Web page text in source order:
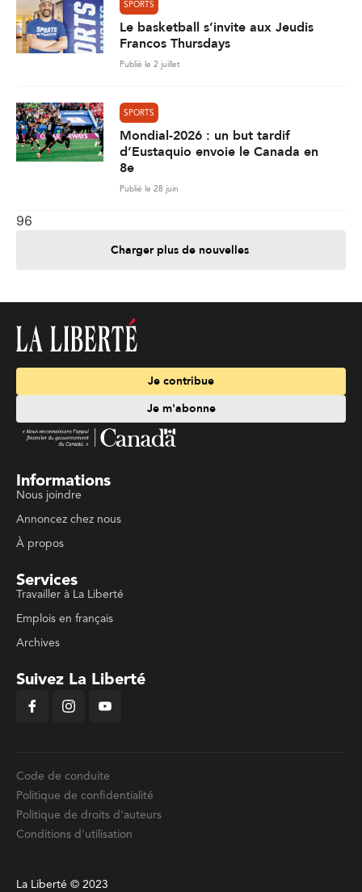
SPORTS
Le basketball s’invite aux Jeudis
Francos Thursdays
Publié le 2 juillet
SPORTS
Mondial-2026 : un but tardif
d’Eustaquio envoie le Canada en
8e
Publié le 28 juin
96
Charger plus de nouvelles
Je contribue
Je m'abonne
Informations
Nous joindre
Annoncez chez nous
À propos
Services
Travailler à La Liberté
Emplois en français
Archives
Suivez La Liberté
Code de conduite
Politique de confidentialité
Politique de droits d'auteurs
Conditions d'utilisation
La Liberté © 2023